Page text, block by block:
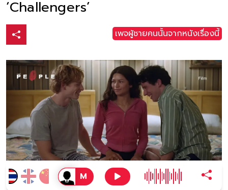
‘Challengers’
เพจผู้ชายคนนั้นจากหนังเรื่องนี้